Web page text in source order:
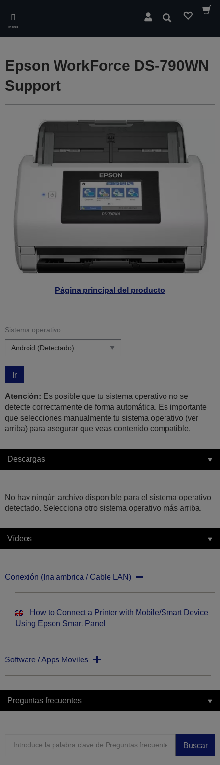
main
content
Menú
Buscar
Página principal del producto
Epson WorkForce DS-790WN
Support
Sistema operativo:
Ir
Atención: Es posible que tu sistema operativo no se
detecte correctamente de forma automática. Es importante
que selecciones manualmente tu sistema operativo (ver
arriba) para asegurar que veas contenido compatible.
Descargas
No hay ningún archivo disponible para el sistema operativo
detectado. Selecciona otro sistema operativo más arriba.
Vídeos
Conexión (Inalambrica / Cable LAN)
How to Connect a Printer with Mobile/Smart Device
Using Epson Smart Panel
Software / Apps Moviles
Preguntas frecuentes
Buscar